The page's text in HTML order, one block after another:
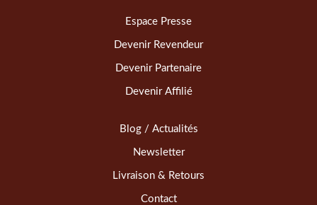
Espace Presse
Devenir Revendeur
Devenir Partenaire
Devenir Affilié
Blog / Actualités
Newsletter
Livraison & Retours
Contact